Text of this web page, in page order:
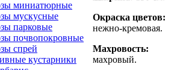
миниатюрные
мускусные
парковые
почвопокровные
спрей
кустарники
Окраска цветов:
нежно-кремовая.
Махровость:
махровый.